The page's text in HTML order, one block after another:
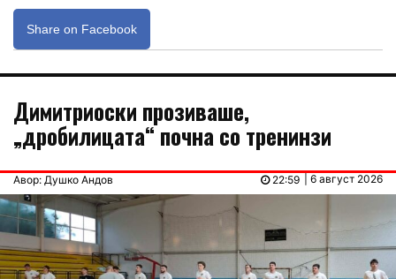
Share on Facebook
Димитриоски прозиваше,
„дробилицата“ почна со тренинзи
Авор: Душко Андов | 6 август 2026
22:59